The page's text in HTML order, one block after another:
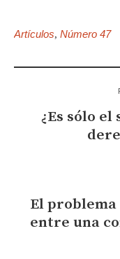
Artículos, Número 47
¿Es sólo
El
entre una